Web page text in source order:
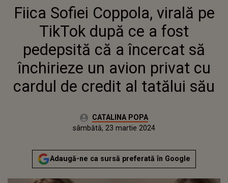
DUPĂ CE A FOST PEDEPSITĂ CĂ A
ÎNCERCAT SĂ ÎNCHIRIEZE UN AVION
PRIVAT CU CARDUL DE CREDIT AL TATĂLUI
SĂU
Fiica Sofiei Coppola, virală pe
TikTok după ce a fost
pedepsită că a încercat să
închirieze un avion privat cu
cardul de credit al tatălui său
Autor:CATALINA POPA
Actualizat:
sâmbătă, 23 martie 2024
Adaugă-ne ca sursă preferată în Google